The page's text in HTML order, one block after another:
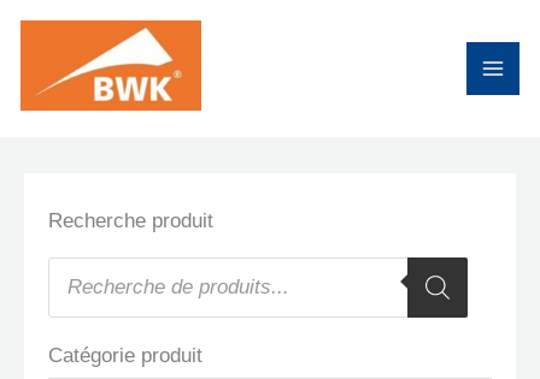
contenu
Recherche produit
Recherche
de
Catégorie produit